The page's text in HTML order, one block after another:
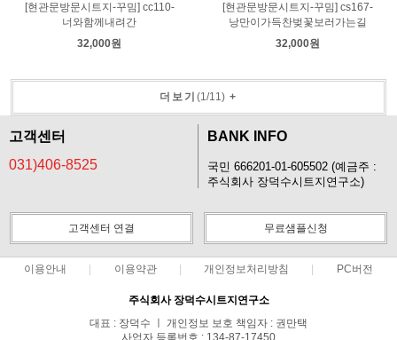
[현관문방문시트지-꾸밈] cc110-
너와함께내려간
32,000원
[현관문방문시트지-꾸밈] cs167-
낭만이가득찬벚꽃보러가는길
32,000원
더보기 (1/11) +
고객센터
031)406-8525
BANK INFO
국민 666201-01-605502 (예금주 :
주식회사 장덕수시트지연구소)
고객센터 연결 무료샘플신청
이용안내 이용약관 개인정보처리방침 PC버전
주식회사 장덕수시트지연구소
대표 : 장덕수 ㅣ 개인정보 보호 책임자 : 권만택
사업자 등록번호 : 134-87-17450